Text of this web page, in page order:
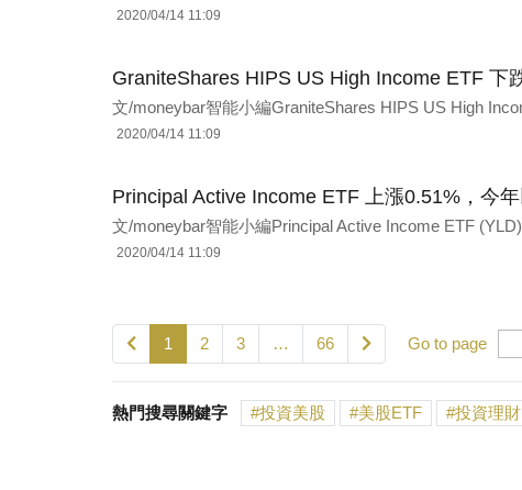
2020/04/14 11:09
GraniteShares HIPS US High Income ETF 下
文/moneybar智能小編GraniteShares HIPS US High
2020/04/14 11:09
Principal Active Income ETF 上漲0.51%，今
文/moneybar智能小編Principal Active Income ETF
2020/04/14 11:09
1 2 3 … 66 Go to page
熱門搜尋關鍵字 投資美股 美股ETF 投資理財